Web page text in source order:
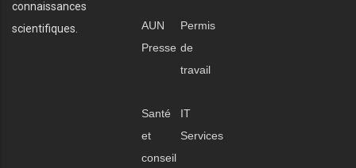
connaissances
scientifiques.
AUN
Presse
Permis
de
travail
Santé
et
conseil
IT
Services